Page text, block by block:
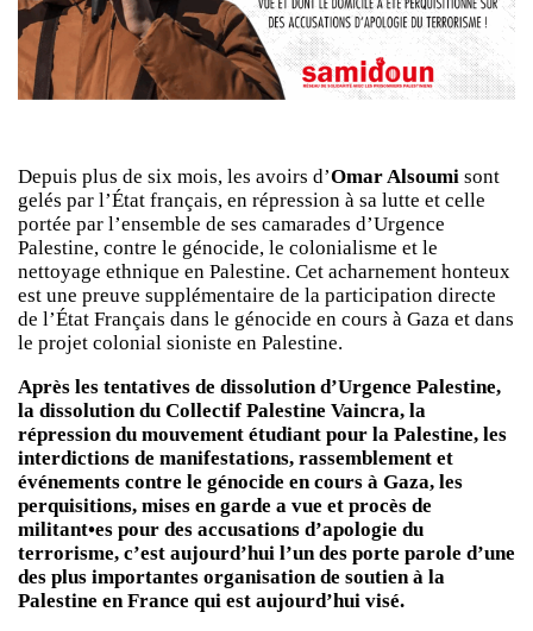
Depuis plus de six mois, les avoirs d’Omar Alsoumi sont
gelés par l’État français, en répression à sa lutte et celle
portée par l’ensemble de ses camarades d’Urgence
Palestine, contre le génocide, le colonialisme et le
nettoyage ethnique en Palestine. Cet acharnement honteux
est une preuve supplémentaire de la participation directe
de l’État Français dans le génocide en cours à Gaza et dans
le projet colonial sioniste en Palestine.
Après les tentatives de dissolution d’Urgence Palestine,
la dissolution du Collectif Palestine Vaincra, la
répression du mouvement étudiant pour la Palestine, les
interdictions de manifestations, rassemblement et
événements contre le génocide en cours à Gaza, les
perquisitions, mises en garde a vue et procès de
militant•es pour des accusations d’apologie du
terrorisme, c’est aujourd’hui l’un des porte parole d’une
des plus importantes organisation de soutien à la
Palestine en France qui est aujourd’hui visé.